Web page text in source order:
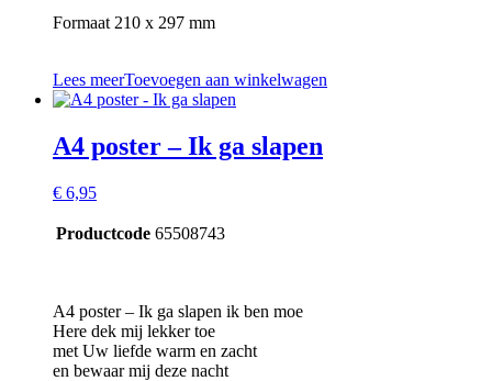
Formaat 210 x 297 mm
Lees meerToevoegen aan winkelwagen
A4 poster – Ik ga slapen
€ 6,95
Productcode 65508743
A4 poster – Ik ga slapen ik ben moe
Here dek mij lekker toe
met Uw liefde warm en zacht
en bewaar mij deze nacht